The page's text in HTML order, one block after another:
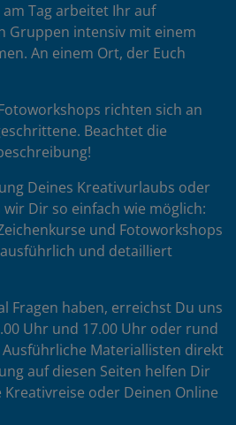
Tag arbeitet Ihr auf
Gruppen intensiv mit einem
An einem Ort, der Euch
richten sich an
Beachtet die
Deines Kreativurlaubs oder
Dir so einfach wie möglich:
und Fotoworkshops
und detailliert
Fragen haben, erreichst Du uns
Uhr und 17.00 Uhr oder rund
Materiallisten direkt
auf diesen Seiten helfen Dir
oder Deinen Online